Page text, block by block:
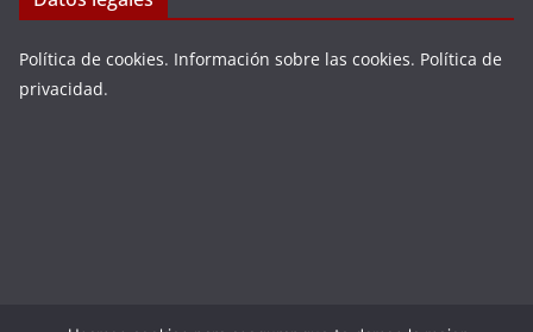
Política de cookies. Información sobre las cookies. Política de
privacidad.